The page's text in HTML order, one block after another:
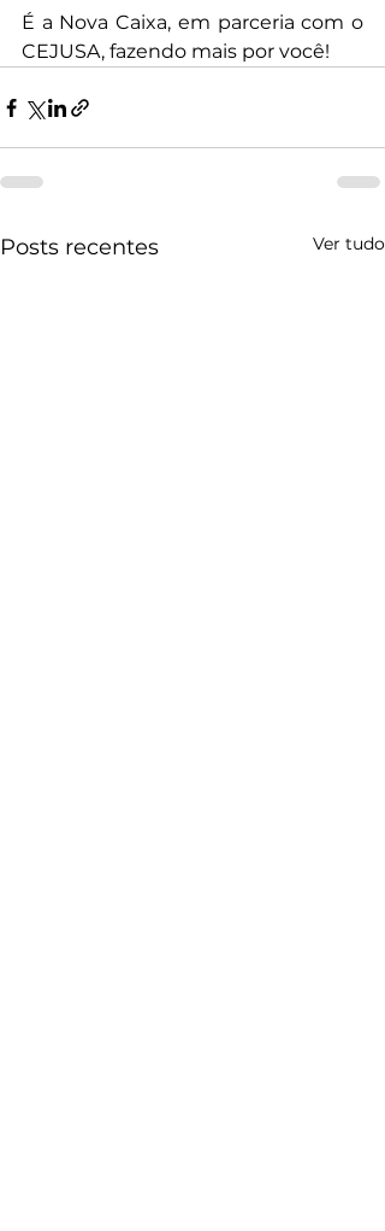
É a Nova Caixa, em parceria com o
CEJUSA, fazendo mais por você!
Posts recentes Ver tudo